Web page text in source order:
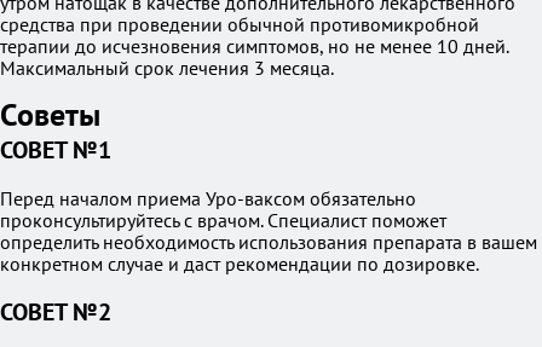
средства при проведении обычной противомикробной
терапии до исчезновения симптомов, но не менее 10 дней.
Максимальный срок лечения 3 месяца.
Советы
СОВЕТ №1
Перед началом приема Уро-ваксом обязательно
проконсультируйтесь с врачом. Специалист поможет
определить необходимость использования препарата в вашем
конкретном случае и даст рекомендации по дозировке.
СОВЕТ №2